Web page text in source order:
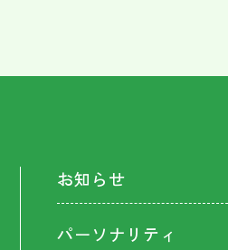
お知らせ
パーソナリティ